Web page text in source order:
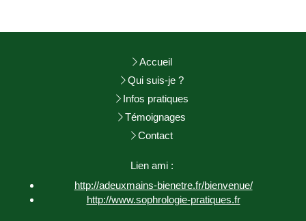
Accueil
Qui suis-je ?
Infos pratiques
Témoignages
Contact
Lien ami :
http://adeuxmains-bienetre.fr/bienvenue/
http://www.sophrologie-pratiques.fr